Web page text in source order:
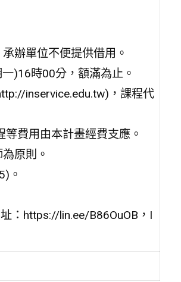
辦單位不便提供借用。
)16時00分，額滿為止。
inservice.edu.tw)，課程代
費用由本計畫經費支應。
原則。
。
：https://lin.ee/B86OuOB，I